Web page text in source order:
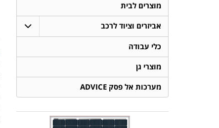
מוצרים לבית
אביזרים וציוד לרכב
כלי עבודה
מוצרי גן
מערכות אל פסק ADVICE